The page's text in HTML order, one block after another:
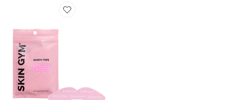
Favorite MASQUE LÈVRES FOR THE LOVE OF